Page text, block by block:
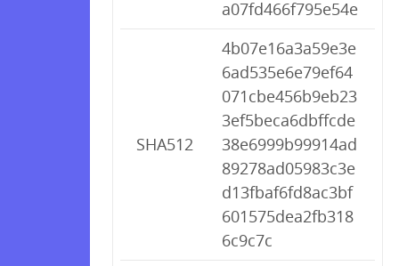
a07fd466f795e54e
SHA512
4b07e16a3a59e3e
6ad535e6e79ef64
071cbe456b9eb23
3ef5beca6dbffcde
38e6999b99914ad
89278ad05983c3e
d13fbaf6fd8ac3bf
601575dea2fb318
6c9c7c